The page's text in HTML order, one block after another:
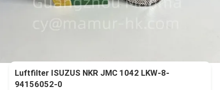
Luftfilter ISUZUS NKR JMC 1042 LKW-8-
94156052-0